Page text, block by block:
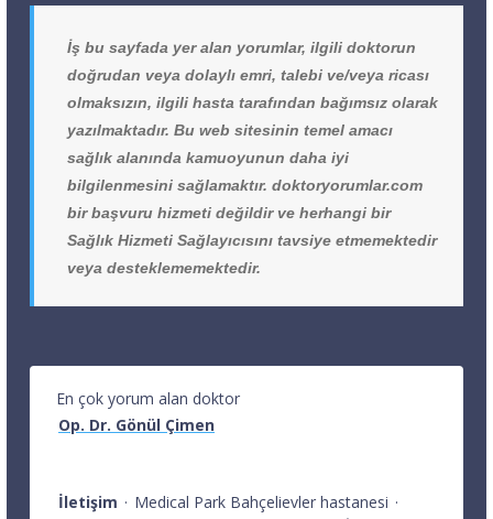
İş bu sayfada yer alan yorumlar, ilgili doktorun
doğrudan veya dolaylı emri, talebi ve/veya ricası
olmaksızın, ilgili hasta tarafından bağımsız olarak
yazılmaktadır. Bu web sitesinin temel amacı
sağlık alanında kamuoyunun daha iyi
bilgilenmesini sağlamaktır. doktoryorumlar.com
bir başvuru hizmeti değildir ve herhangi bir
Sağlık Hizmeti Sağlayıcısını tavsiye etmemektedir
veya desteklememektedir.
En çok yorum alan doktor
Op. Dr. Gönül Çimen
İletişim · Medical Park Bahçelievler hastanesi ·